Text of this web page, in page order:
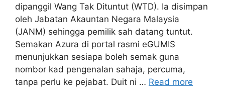
dipanggil Wang Tak Dituntut (WTD). Ia disimpan
oleh Jabatan Akauntan Negara Malaysia
(JANM) sehingga pemilik sah datang tuntut.
Semakan Azura di portal rasmi eGUMIS
menunjukkan sesiapa boleh semak guna
nombor kad pengenalan sahaja, percuma,
tanpa perlu ke pejabat. Duit ni … Read more